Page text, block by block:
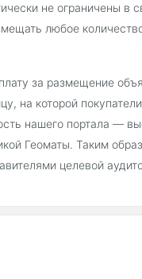
не ограничены
любое
за размещение
на которой
нашего портала —
Геоматы. Таким
целевой